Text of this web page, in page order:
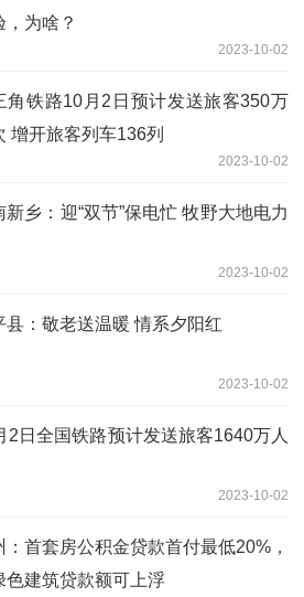
，为啥？
2023-10-02
角铁路10月2日预计发送旅客350万
增开旅客列车136列
2023-10-02
新乡：迎“双节”保电忙 牧野大地电力
2023-10-02
县：敬老送温暖 情系夕阳红
2023-10-02
2日全国铁路预计发送旅客1640万人
2023-10-02
：首套房公积金贷款首付最低20%，
色建筑贷款额可上浮